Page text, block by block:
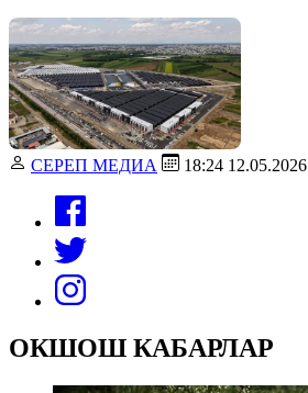
СЕРЕП МЕДИА 18:24 12.05.2026
ОКШОШ КАБАРЛАР